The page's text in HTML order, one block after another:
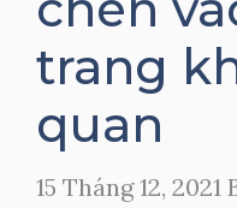
trang
quan
15 Tháng 12, 2021